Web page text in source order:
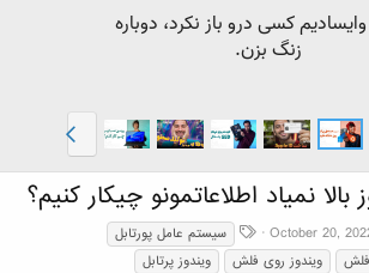
نمیاد اطلاعاتمونو چیکار کنیم؟
October 20,
ب
ر
سیستم عامل پورتابل
ویندوز روی فلش ویندوز پرتابل